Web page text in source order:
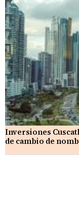
Inversiones
de cambio de